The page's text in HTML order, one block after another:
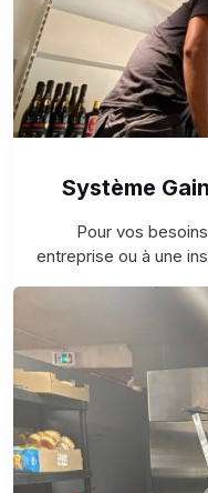
Système
Pour vos
entreprise ou à une